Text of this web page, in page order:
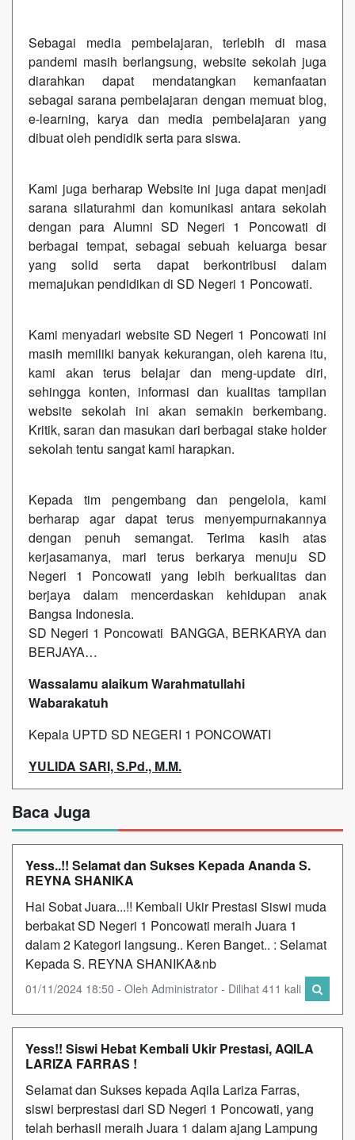
Sebagai media pembelajaran, terlebih di masa
pandemi masih berlangsung, website sekolah juga
diarahkan dapat mendatangkan kemanfaatan
sebagai sarana pembelajaran dengan memuat blog,
e-learning, karya dan media pembelajaran yang
dibuat oleh pendidik serta para siswa.
Kami juga berharap Website ini juga dapat menjadi
sarana silaturahmi dan komunikasi antara sekolah
dengan para Alumni SD Negeri 1 Poncowati di
berbagai tempat, sebagai sebuah keluarga besar
yang solid serta dapat berkontribusi dalam
memajukan pendidikan di SD Negeri 1 Poncowati.
Kami menyadari website SD Negeri 1 Poncowati ini
masih memiliki banyak kekurangan, oleh karena itu,
kami akan terus belajar dan meng-update diri,
sehingga konten, informasi dan kualitas tampilan
website sekolah ini akan semakin berkembang.
Kritik, saran dan masukan dari berbagai stake holder
sekolah tentu sangat kami harapkan.
Kepada tim pengembang dan pengelola, kami
berharap agar dapat terus menyempurnakannya
dengan penuh semangat. Terima kasih atas
kerjasamanya, mari terus berkarya menuju SD
Negeri 1 Poncowati yang lebih berkualitas dan
berjaya dalam mencerdaskan kehidupan anak
Bangsa Indonesia.
SD Negeri 1 Poncowati BANGGA, BERKARYA dan
BERJAYA…
Wassalamu alaikum Warahmatullahi
Wabarakatuh
Kepala UPTD SD NEGERI 1 PONCOWATI
YULIDA SARI, S.Pd., M.M.
Baca Juga
Yess..!! Selamat dan Sukses Kepada Ananda S.
REYNA SHANIKA
Hai Sobat Juara...!! Kembali Ukir Prestasi Siswi muda
berbakat SD Negeri 1 Poncowati meraih Juara 1
dalam 2 Kategori langsung.. Keren Banget.. : Selamat
Kepada S. REYNA SHANIKA&nb
01/11/2024 18:50 - Oleh Administrator - Dilihat 411 kali
Yess!! Siswi Hebat Kembali Ukir Prestasi, AQILA
LARIZA FARRAS !
Selamat dan Sukses kepada Aqila Lariza Farras,
siswi berprestasi dari SD Negeri 1 Poncowati, yang
telah berhasil meraih Juara 1 dalam ajang Lampung